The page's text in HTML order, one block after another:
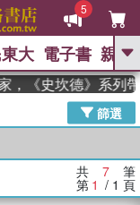
5
GO
高希均教授回憶錄
、 父親節 、 如果歷
方念華 、 台灣的李
學女孩：黎曼猜想 、
大 電子書 親子
《史坎德》系列帶
篩選
共 7 筆
第 1 / 1 頁